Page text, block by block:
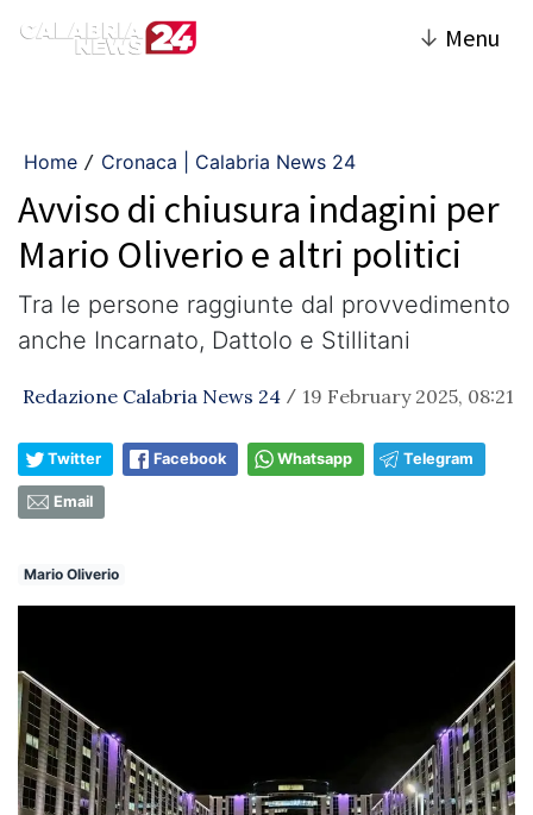
↓ Menu
Home / Cronaca | Calabria News 24
Avviso di chiusura indagini per
Mario Oliverio e altri politici
Tra le persone raggiunte dal provvedimento
anche Incarnato, Dattolo e Stillitani
Redazione Calabria News 24 / 19 February 2025, 08:21
Twitter Facebook Whatsapp Telegram
Email
Mario Oliverio